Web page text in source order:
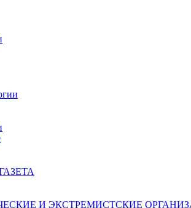
И ЭКСТРЕМИСТСКИЕ